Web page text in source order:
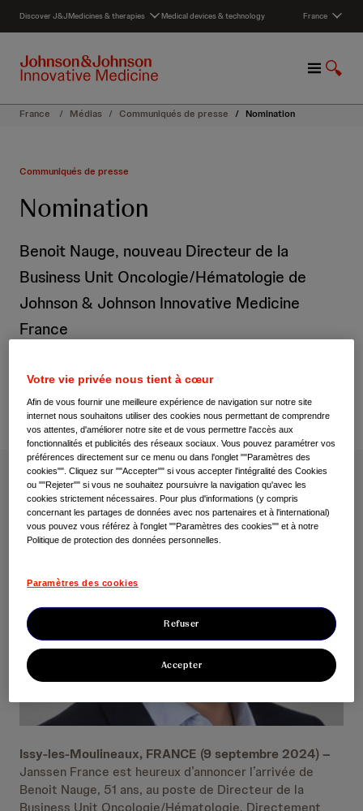
c
Discover J&JMedicines & therapies Medical devices & technology France
M
n
S
o
France / Médias / Communiqués de presse / Nomination
Communiqués de presse
Nomination
Benoit Nauge, nouveau Directeur de la
Business Unit Oncologie/Hématologie de
Johnson & Johnson Innovative Medicine
France
Issy-les-Moulineaux, FRANCE (9 septembre 2024) –
Janssen France est heureux d’annoncer l’arrivée de
Benoit Nauge, 51 ans, au poste de Directeur de la
Business Unit Oncologie/Hématologie. Directement
Votre vie privée nous tient à cœur
Afin de vous fournir une meilleure expérience de navigation sur notre site
internet nous souhaitons utiliser des cookies nous permettant de comprendre
vos attentes, d'améliorer notre site et de vous permettre l'accès aux
fonctionnalités et publicités des réseaux sociaux. Vous pouvez paramétrer vos
préférences directement sur ce menu ou dans l'onglet ""Paramètres des
cookies"". Cliquez sur ""Accepter"" si vous accepter l'intégralité des Cookies
ou ""Rejeter"" si vous ne souhaitez poursuivre la navigation qu'avec les
cookies strictement nécessaires. Pour plus d'informations (y compris
concernant les partages de données avec nos partenaires et à l'international)
vous pouvez vous référez à l'onglet ""Paramètres des cookies"" et à notre
Politique de protection des données personnelles.
Paramètres des cookies
Refuser
Accepter